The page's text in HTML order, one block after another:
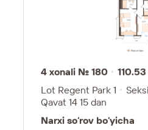
4 xonali № 180
110.53
Lot Regent Park 1
Qavat 14 15 dan
Narxi so‘rov bo‘yicha